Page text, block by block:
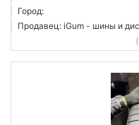
Город:
Продавец: iGum - шины и